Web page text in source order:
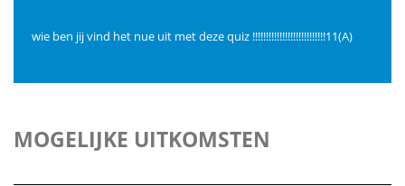
wie ben jij vind het nue uit met deze quiz !!!!!!!!!!!!!!!!!!!!!!!!!!!11(A)
MOGELIJKE UITKOMSTEN